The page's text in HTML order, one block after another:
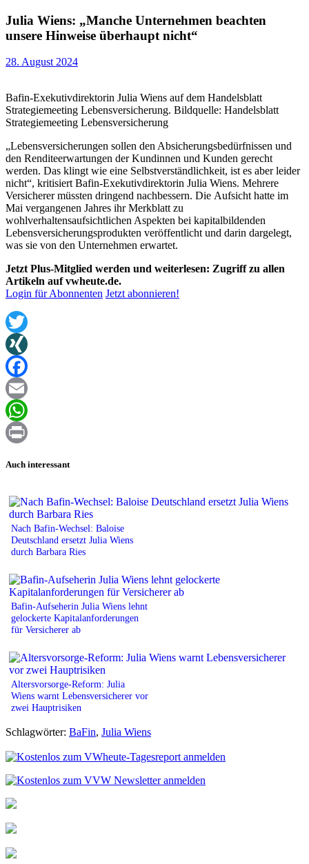
Julia Wiens: „Manche Unternehmen beachten
unsere Hinweise überhaupt nicht“
28. August 2024
Bafin-Exekutivdirektorin Julia Wiens auf dem Handelsblatt
Strategiemeeting Lebensversicherung. Bildquelle: Handelsblatt
Strategiemeeting Lebensversicherung
„Lebensversicherungen sollen den Absicherungsbedürfnissen und
den Renditeerwartungen der Kundinnen und Kunden gerecht
werden. Das klingt wie eine Selbstverständlichkeit, ist es aber leider
nicht“, kritisiert Bafin-Exekutivdirektorin Julia Wiens. Mehrere
Versicherer müssten dringend nachbessern. Die Aufsicht hatte im
Mai vergangenen Jahres ihr Merkblatt zu
wohlverhaltensaufsichtlichen Aspekten bei kapitalbildenden
Lebensversicherungsprodukten veröffentlicht und darin dargelegt,
was sie von den Unternehmen erwartet.
Jetzt Plus-Mitglied werden und weiterlesen: Zugriff zu allen
Artikeln auf vwheute.de.
Login für Abonnenten Jetzt abonnieren!
Twitter
XING
Facebook
Email
WhatsApp
Auch interessant
Nach Bafin-Wechsel: Baloise
Deutschland ersetzt Julia Wiens
durch Barbara Ries
Bafin-Aufseherin Julia Wiens lehnt
gelockerte Kapitalanforderungen
für Versicherer ab
Altersvorsorge-Reform: Julia
Wiens warnt Lebensversicherer vor
zwei Hauptrisiken
Schlagwörter: BaFin, Julia Wiens